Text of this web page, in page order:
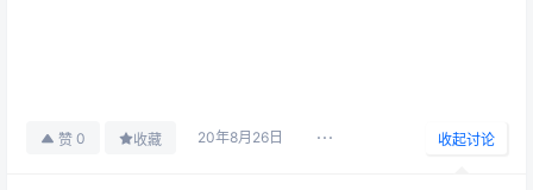
赞 0 收藏 20年8月26日 收起讨论